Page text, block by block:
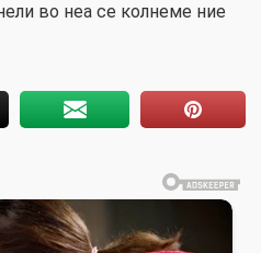
во неа се колнеме ние